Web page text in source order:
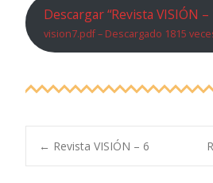
Descargar “Revista VISIÓN –
vision7.pdf – Descargado 1815
← Revista VISIÓN – 6